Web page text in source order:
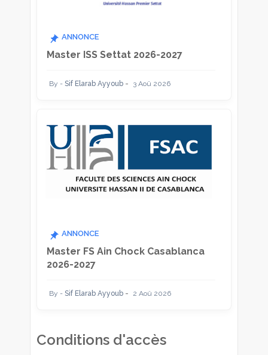
ANNONCE
Master ISS Settat 2026-2027
Sif Elarab Ayyoub 3 Aoû 2026
ANNONCE
Master FS Ain Chock Casablanca
2026-2027
Sif Elarab Ayyoub 2 Aoû 2026
Conditions d'accès